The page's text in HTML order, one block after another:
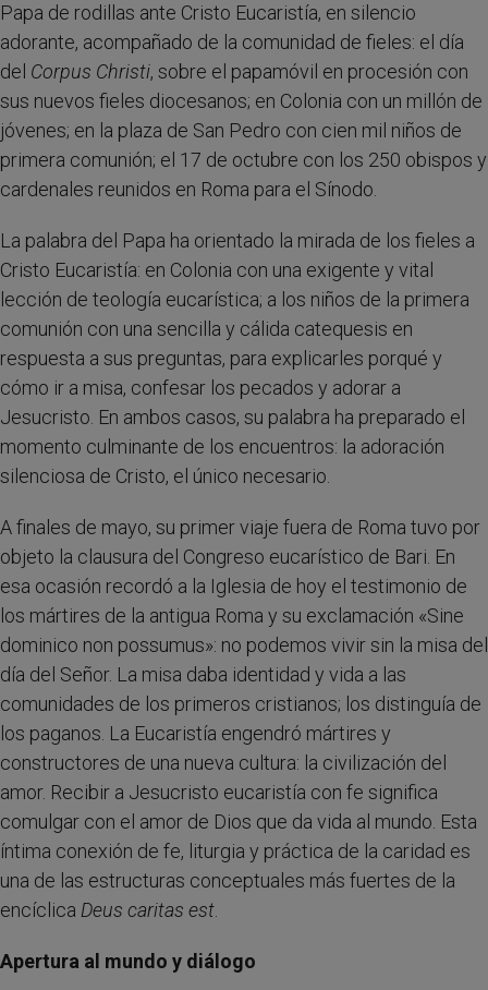
Papa de rodillas ante Cristo Eucaristía, en silencio
adorante, acompañado de la comunidad de fieles: el día
del Corpus Christi, sobre el papamóvil en procesión con
sus nuevos fieles diocesanos; en Colonia con un millón de
jóvenes; en la plaza de San Pedro con cien mil niños de
primera comunión; el 17 de octubre con los 250 obispos y
cardenales reunidos en Roma para el Sínodo.
La palabra del Papa ha orientado la mirada de los fieles a
Cristo Eucaristía: en Colonia con una exigente y vital
lección de teología eucarística; a los niños de la primera
comunión con una sencilla y cálida catequesis en
respuesta a sus preguntas, para explicarles porqué y
cómo ir a misa, confesar los pecados y adorar a
Jesucristo. En ambos casos, su palabra ha preparado el
momento culminante de los encuentros: la adoración
silenciosa de Cristo, el único necesario.
A finales de mayo, su primer viaje fuera de Roma tuvo por
objeto la clausura del Congreso eucarístico de Bari. En
esa ocasión recordó a la Iglesia de hoy el testimonio de
los mártires de la antigua Roma y su exclamación «Sine
dominico non possumus»: no podemos vivir sin la misa del
día del Señor. La misa daba identidad y vida a las
comunidades de los primeros cristianos; los distinguía de
los paganos. La Eucaristía engendró mártires y
constructores de una nueva cultura: la civilización del
amor. Recibir a Jesucristo eucaristía con fe significa
comulgar con el amor de Dios que da vida al mundo. Esta
íntima conexión de fe, liturgia y práctica de la caridad es
una de las estructuras conceptuales más fuertes de la
encíclica Deus caritas est
Apertura al mundo y diálogo